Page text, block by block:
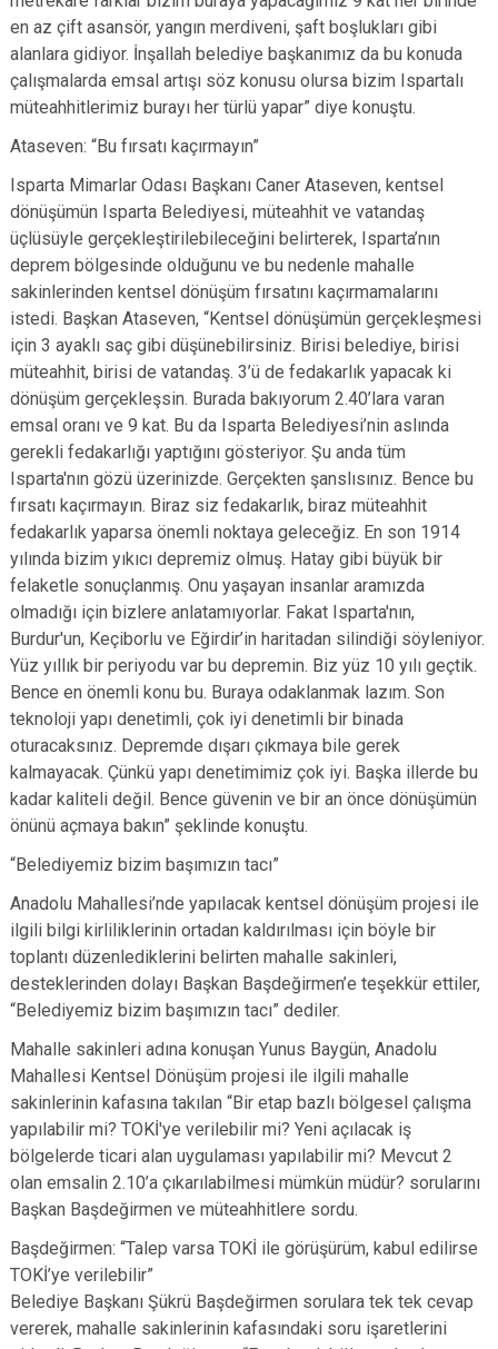
en az çift asansör, yangın merdiveni, şaft boşlukları gibi
alanlara gidiyor. İnşallah belediye başkanımız da bu konuda
çalışmalarda emsal artışı söz konusu olursa bizim Ispartalı
müteahhitlerimiz burayı her türlü yapar” diye konuştu.
Ataseven: “Bu fırsatı kaçırmayın”
Isparta Mimarlar Odası Başkanı Caner Ataseven, kentsel
dönüşümün Isparta Belediyesi, müteahhit ve vatandaş
üçlüsüyle gerçekleştirilebileceğini belirterek, Isparta’nın
deprem bölgesinde olduğunu ve bu nedenle mahalle
sakinlerinden kentsel dönüşüm fırsatını kaçırmamalarını
istedi. Başkan Ataseven, “Kentsel dönüşümün gerçekleşmesi
için 3 ayaklı saç gibi düşünebilirsiniz. Birisi belediye, birisi
müteahhit, birisi de vatandaş. 3’ü de fedakarlık yapacak ki
dönüşüm gerçekleşsin. Burada bakıyorum 2.40’lara varan
emsal oranı ve 9 kat. Bu da Isparta Belediyesi’nin aslında
gerekli fedakarlığı yaptığını gösteriyor. Şu anda tüm
Isparta'nın gözü üzerinizde. Gerçekten şanslısınız. Bence bu
fırsatı kaçırmayın. Biraz siz fedakarlık, biraz müteahhit
fedakarlık yaparsa önemli noktaya geleceğiz. En son 1914
yılında bizim yıkıcı depremiz olmuş. Hatay gibi büyük bir
felaketle sonuçlanmış. Onu yaşayan insanlar aramızda
olmadığı için bizlere anlatamıyorlar. Fakat Isparta'nın,
Burdur'un, Keçiborlu ve Eğirdir’in haritadan silindiği söyleniyor.
Yüz yıllık bir periyodu var bu depremin. Biz yüz 10 yılı geçtik.
Bence en önemli konu bu. Buraya odaklanmak lazım. Son
teknoloji yapı denetimli, çok iyi denetimli bir binada
oturacaksınız. Depremde dışarı çıkmaya bile gerek
kalmayacak. Çünkü yapı denetimimiz çok iyi. Başka illerde bu
kadar kaliteli değil. Bence güvenin ve bir an önce dönüşümün
önünü açmaya bakın” şeklinde konuştu.
“Belediyemiz bizim başımızın tacı”
Anadolu Mahallesi’nde yapılacak kentsel dönüşüm projesi ile
ilgili bilgi kirliliklerinin ortadan kaldırılması için böyle bir
toplantı düzenlediklerini belirten mahalle sakinleri,
desteklerinden dolayı Başkan Başdeğirmen’e teşekkür ettiler,
“Belediyemiz bizim başımızın tacı” dediler.
Mahalle sakinleri adına konuşan Yunus Baygün, Anadolu
Mahallesi Kentsel Dönüşüm projesi ile ilgili mahalle
sakinlerinin kafasına takılan “Bir etap bazlı bölgesel çalışma
yapılabilir mi? TOKİ'ye verilebilir mi? Yeni açılacak iş
bölgelerde ticari alan uygulaması yapılabilir mi? Mevcut 2
olan emsalin 2.10’a çıkarılabilmesi mümkün müdür? sorularını
Başkan Başdeğirmen ve müteahhitlere sordu.
Başdeğirmen: “Talep varsa TOKİ ile görüşürüm, kabul edilirse
TOKİ’ye verilebilir”
Belediye Başkanı Şükrü Başdeğirmen sorulara tek tek cevap
vererek, mahalle sakinlerinin kafasındaki soru işaretlerini